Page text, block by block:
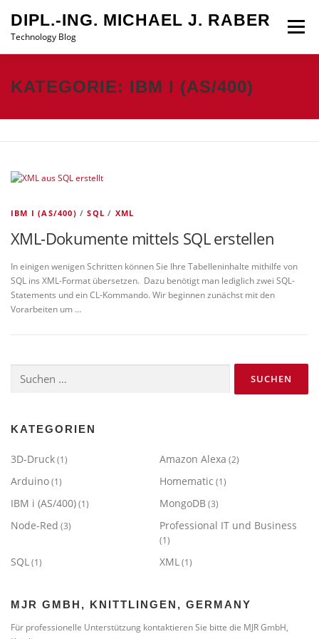
Inhalt
springen
DIPL.-ING. MICHAEL J. RABER
Technology Blog
Menü
STARTSEITE DATENSCHUTZ IMPRESSUM
KATEGORIE: IBM I (AS/400)
IBM I (AS/400) /SQL / XML
XML-Dokumente mittels SQL erstellen
In einigen wenigen Schritten können Sie Ihre Tabelleninhalte mithilfe von
SQL ins XML-Format übersetzen. Dazu benötigt man lediglich zwei SQL-
Statements und ein CL-Kommando. Wir beginnen zunächst mit den
Vorarbeiten um …
nach:
KATEGORIEN
3D-Druck(1) Amazon Alexa (2)
Arduino(1) Homematic (1)
IBM i (AS/400)(1) MongoDB(3)
Node-Red (3) Professional IT und Business
(1)
SQL(1) XML(1)
MJR GMBH, KNITTLINGEN, GERMANY
Für professionelle Unterstützung kontaktieren Sie bitte die MJR GmbH,